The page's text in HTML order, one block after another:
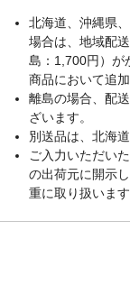
北海道、沖縄県
場合は、地域配
島：1,700円）が
商品において追
離島の場合、配
ざいます。
別送品は、北海
ご入力いただい
の出荷元に開示
重に取り扱います